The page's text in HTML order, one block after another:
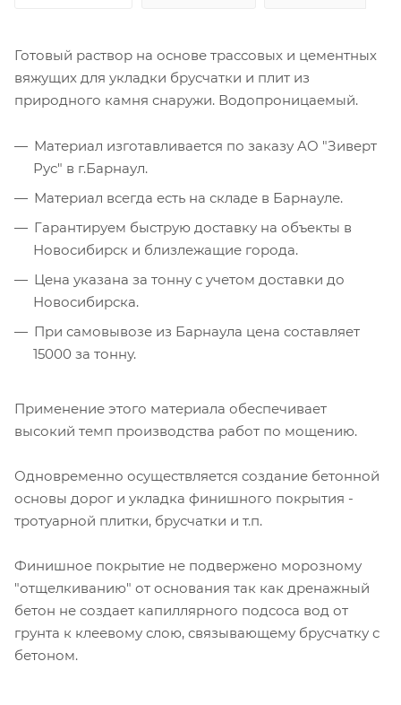
Готовый раствор на основе трассовых и цементных
вяжущих для укладки брусчатки и плит из
природного камня снаружи. Водопроницаемый.
Материал изготавливается по заказу AO "Зиверт
Рус" в г.Барнаул.
Материал всегда есть на складе в Барнауле.
Гарантируем быструю доставку на объекты в
Новосибирск и близлежащие города.
Цена указана за тонну с учетом доставки до
Новосибирска.
При самовывозе из Барнаула цена составляет
15000 за тонну.
Применение этого материала обеспечивает
высокий темп производства работ по мощению.
Одновременно осуществляется создание бетонной
основы дорог и укладка финишного покрытия -
тротуарной плитки, брусчатки и т.п.
Финишное покрытие не подвержено морозному
"отщелкиванию" от основания так как дренажный
бетон не создает капиллярного подсоса вод от
грунта к клеевому слою, связывающему брусчатку с
бетоном.